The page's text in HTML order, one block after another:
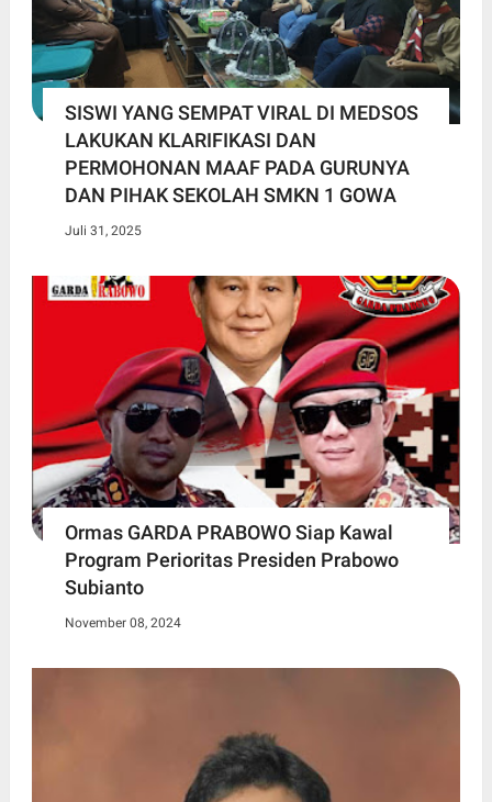
SISWI YANG SEMPAT VIRAL DI MEDSOS
LAKUKAN KLARIFIKASI DAN
PERMOHONAN MAAF PADA GURUNYA
DAN PIHAK SEKOLAH SMKN 1 GOWA
Juli 31, 2025
Ormas GARDA PRABOWO Siap Kawal
Program Perioritas Presiden Prabowo
Subianto
November 08, 2024